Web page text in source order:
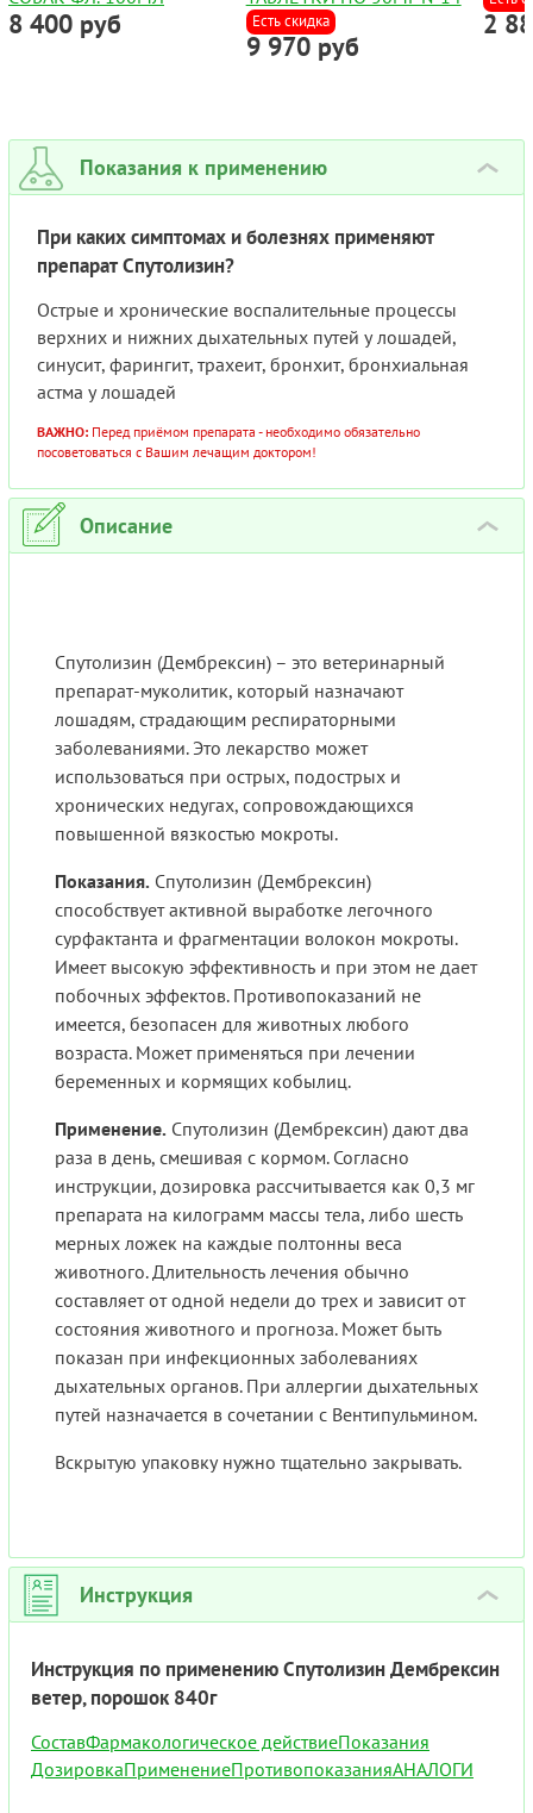
8 400 руб Есть скидка
9 970 руб
2
Показания к применению ›
При каких симптомах и болезнях применяют
препарат Спутолизин?
Острые и хронические воспалительные процессы
верхних и нижних дыхательных путей у лошадей,
синусит, фарингит, трахеит, бронхит, бронхиальная
астма у лошадей
ВАЖНО: Перед приёмом препарата - необходимо обязательно
посоветоваться с Вашим лечащим доктором!
Описание ›
Спутолизин (Дембрексин) – это ветеринарный
препарат-муколитик, который назначают
лошадям, страдающим респираторными
заболеваниями. Это лекарство может
использоваться при острых, подострых и
хронических недугах, сопровождающихся
повышенной вязкостью мокроты.
Показания. Спутолизин (Дембрексин)
способствует активной выработке легочного
сурфактанта и фрагментации волокон мокроты.
Имеет высокую эффективность и при этом не дает
побочных эффектов. Противопоказаний не
имеется, безопасен для животных любого
возраста. Может применяться при лечении
беременных и кормящих кобылиц.
Применение. Спутолизин (Дембрексин) дают два
раза в день, смешивая с кормом. Согласно
инструкции, дозировка рассчитывается как 0,3 мг
препарата на килограмм массы тела, либо шесть
мерных ложек на каждые полтонны веса
животного. Длительность лечения обычно
составляет от одной недели до трех и зависит от
состояния животного и прогноза. Может быть
показан при инфекционных заболеваниях
дыхательных органов. При аллергии дыхательных
путей назначается в сочетании с Вентипульмином.
Вскрытую упаковку нужно тщательно закрывать.
Инструкция ›
Инструкция по применению Спутолизин Дембрексин
ветер, порошок 840г
СоставФармакологическое действиеПоказания
ДозировкаПрименениеПротивопоказанияАНАЛОГИ